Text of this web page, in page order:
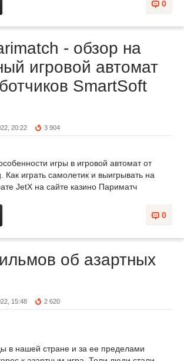
0
- обзор на
игровой автомат
SmartSoft
20:22 3 904
игры в игровой автомат от
Как играть самолетик и выигрывать на
JetX на сайте казино Париматч
0
об азартных
15:48 2 620
в нашей стране и за ее пределами